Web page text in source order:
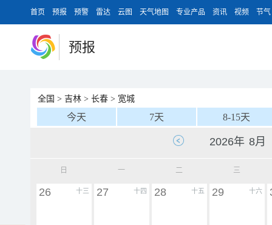
首页 预报 预警 雷达 云图 天气地图 专业产品 资讯 视频 节气
预报
全国 > 吉林 > 长春 > 宽城
今天 7天 8-15天
日 一 二 三
十三
26 十四
27 十五
28 十六
29